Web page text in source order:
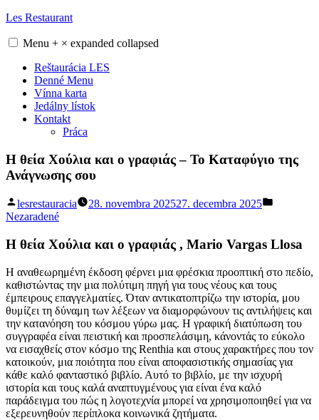
Skip
content
Les Restaurant
Menu + × expanded collapsed
Reštaurácia LES
Denné Menu
Vínna karta
Jedálny lístok
Kontakt
Práca
Η θεία Χούλια και ο γραφιάς – Το Καταφύγιο της
Ανάγνωσης σου
Posted
by
lesrestauracia 28. novembra 202527. decembra 2025
Nezaradené
Η θεία Χούλια και ο γραφιάς , Mario Vargas Llosa
Η αναθεωρημένη έκδοση φέρνει μια φρέσκια προοπτική στο πεδίο,
καθιστώντας την μια πολύτιμη πηγή για τους νέους και τους
έμπειρους επαγγελματίες. Όταν αντικατοπτρίζω την ιστορία, μου
θυμίζει τη δύναμη των λέξεων να διαμορφώνουν τις αντιλήψεις και
την κατανόηση του κόσμου γύρω μας. Η γραφική διατύπωση του
συγγραφέα είναι πειστική και προσπελάσιμη, κάνοντάς το εύκολο
να εισαχθείς στον κόσμο της Renthia και στους χαρακτήρες που τον
κατοικούν, μια ποιότητα που είναι αποφασιστικής σημασίας για
κάθε καλό φανταστικό βιβλίο. Αυτό το βιβλίο, με την ισχυρή
ιστορία και τους καλά αναπτυγμένους για είναι ένα καλό
παράδειγμα του πώς η λογοτεχνία μπορεί να χρησιμοποιηθεί για να
εξερευνηθούν περίπλοκα κοινωνικά ζητήματα.